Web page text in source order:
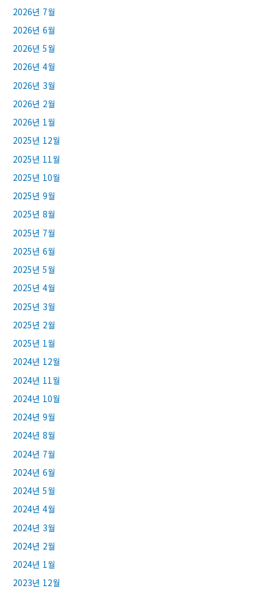
2026년 7월
2026년 6월
2026년 5월
2026년 4월
2026년 3월
2026년 2월
2026년 1월
2025년 12월
2025년 11월
2025년 10월
2025년 9월
2025년 8월
2025년 7월
2025년 6월
2025년 5월
2025년 4월
2025년 3월
2025년 2월
2025년 1월
2024년 12월
2024년 11월
2024년 10월
2024년 9월
2024년 8월
2024년 7월
2024년 6월
2024년 5월
2024년 4월
2024년 3월
2024년 2월
2024년 1월
2023년 12월